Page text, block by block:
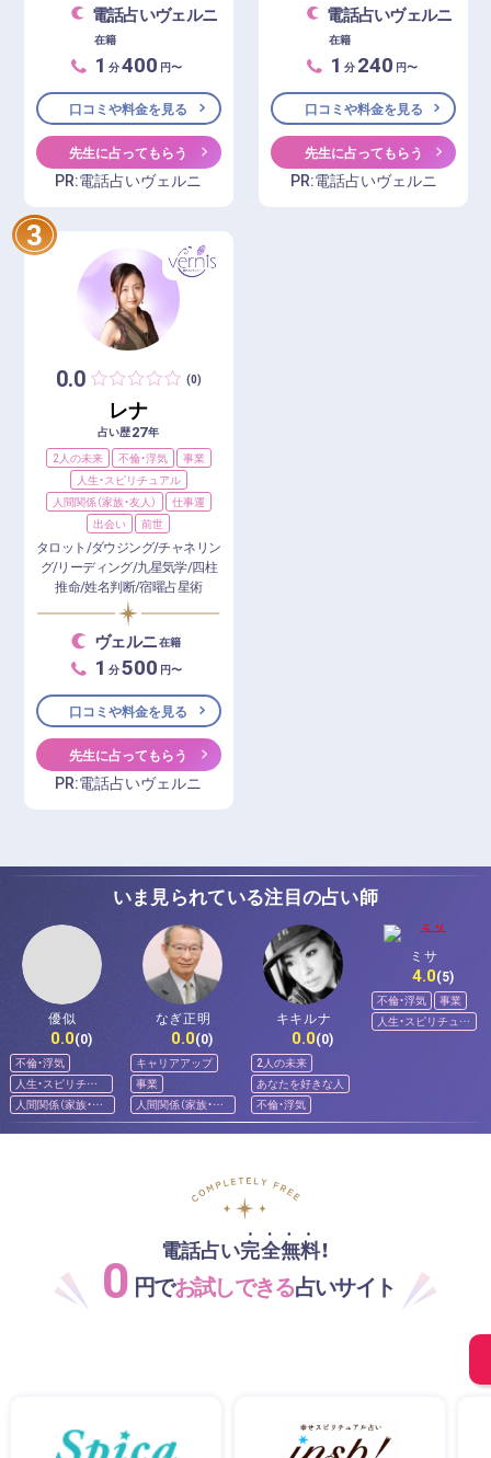
電話占いヴェルニ
在籍
1 分400 円〜
口コミや料金を見る
先生に占ってもらう
PR:電話占いヴェルニ
電話占いヴェルニ
在籍
1 分 240 円〜
口コミや料金を見る
先生に占ってもらう
PR:電話占いヴェルニ
3
0.0 (0)
レナ
占い歴27年
2人の未来
不倫・浮気
事業
人生・スピリチュアル
人間関係（家族・友人）
仕事運
出会い
前世
タロット/ダウジング/チャネリン
グ/リーディング/九星気学/四柱
推命/姓名判断/宿曜占星術
ヴェルニ在籍
1 分500 円〜
口コミや料金を見る
先生に占ってもらう
PR:電話占いヴェルニ
いま見られている注目の占い師
優似
0.0(0)
不倫・浮気
人生・スピリチュ
アル
人間関係（家族・友
人）
なぎ正明
0.0(0)
キャリアアップ
事業
人間関係（家族・友
人）
キキルナ
0.0(0)
2人の未来
あなたを好きな人
不倫・浮気
ミサ
4.0(5)
不倫・浮気
事業
人生・スピリチュア
ル
電話占い完全無料！
0 円でお試しできる占いサイト